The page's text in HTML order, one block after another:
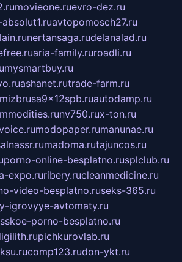
movieone.ruevro-dez.ru
avtopomosch27.ru
nertansaga.rudelanalad.ru
aria-family.ruroadli.ru
mysmartbuy.ru
ashanet.rutrade-farm.ru
autodamp.ru
nv750.rux-ton.ru
modopaper.rumanunae.ru
madoma.rutajuncos.ru
porno-online-besplatno.rusplclub.ru
expo.ruribery.rucleanmedicine.ru
video-besplatno.ruseks-365.ru
igrovyye-avtomaty.ru
porno-besplatno.ru
pichkurovlab.ru
comp123.rudon-ykt.ru